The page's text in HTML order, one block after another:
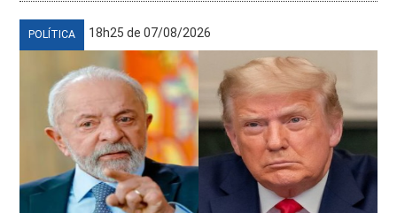
POLÍTICA 18h25 de 07/08/2026